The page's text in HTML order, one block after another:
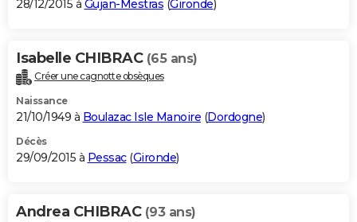
28/12/2015 à Gujan-Mestras (Gironde)
Isabelle CHIBRAC (65 ans)
Créer une cagnotte obsèques
Naissance
21/10/1949 à Boulazac Isle Manoire (Dordogne)
Décès
29/09/2015 à Pessac(Gironde)
Andrea CHIBRAC (93 ans)